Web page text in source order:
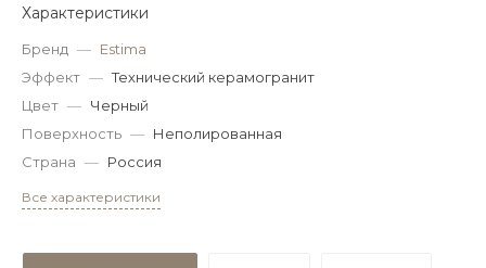
Характеристики
Бренд — Estima
Эффект — Технический керамогранит
Цвет — Черный
Поверхность — Неполированная
Страна — Россия
Все характеристики